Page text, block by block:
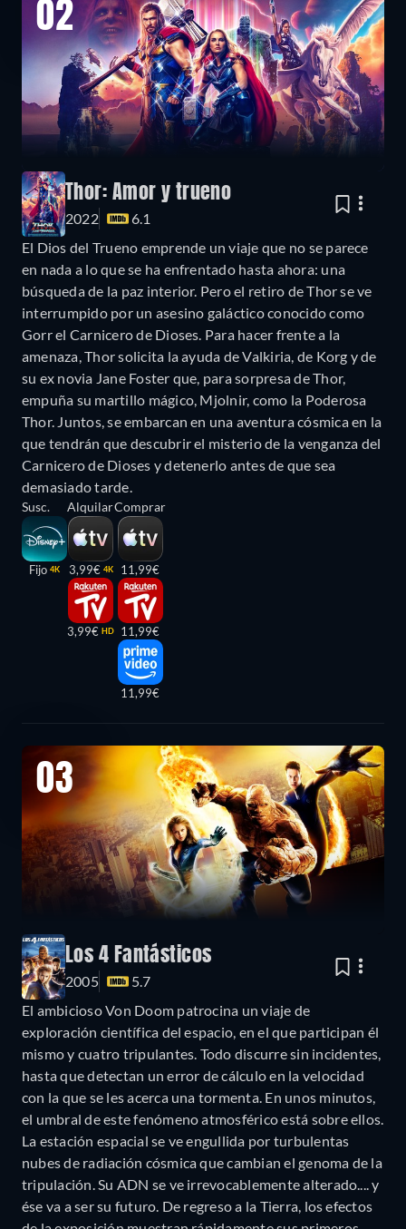
02
Thor: Amor y trueno
2022
6.1
El Dios del Trueno emprende un viaje que no se parece
en nada a lo que se ha enfrentado hasta ahora: una
búsqueda de la paz interior. Pero el retiro de Thor se ve
interrumpido por un asesino galáctico conocido como
Gorr el Carnicero de Dioses. Para hacer frente a la
amenaza, Thor solicita la ayuda de Valkiria, de Korg y de
su ex novia Jane Foster que, para sorpresa de Thor,
empuña su martillo mágico, Mjolnir, como la Poderosa
Thor. Juntos, se embarcan en una aventura cósmica en la
que tendrán que descubrir el misterio de la venganza del
Carnicero de Dioses y detenerlo antes de que sea
demasiado tarde.
Susc.
Fijo 4K
Alquilar
3,99€ 4K
3,99€ HD
Comprar
11,99€
11,99€
11,99€
03
Los 4 Fantásticos
2005
5.7
El ambicioso Von Doom patrocina un viaje de
exploración científica del espacio, en el que participan él
mismo y cuatro tripulantes. Todo discurre sin incidentes,
hasta que detectan un error de cálculo en la velocidad
con la que se les acerca una tormenta. En unos minutos,
el umbral de este fenómeno atmosférico está sobre ellos.
La estación espacial se ve engullida por turbulentas
nubes de radiación cósmica que cambian el genoma de la
tripulación. Su ADN se ve irrevocablemente alterado.... y
ése va a ser su futuro. De regreso a la Tierra, los efectos